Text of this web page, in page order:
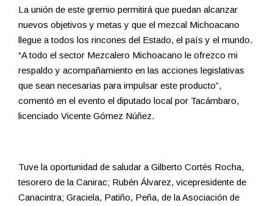
La unión de este gremio permitirá que puedan alcanzar
nuevos objetivos y metas y que el mezcal Michoacano
llegue a todos los rincones del Estado, el país y el mundo.
“A todo el sector Mezcalero Michoacano le ofrezco mi
respaldo y acompañamiento en las acciones legislativas
que sean necesarias para impulsar este producto”,
comentó en el evento el diputado local por Tacámbaro,
licenciado Vicente Gómez Núñez.
Tuve la oportunidad de saludar a Gilberto Cortés Rocha,
tesorero de la Canirac; Rubén Álvarez, vicepresidente de
Canacintra; Graciela, Patiño, Peña, de la Asociación de